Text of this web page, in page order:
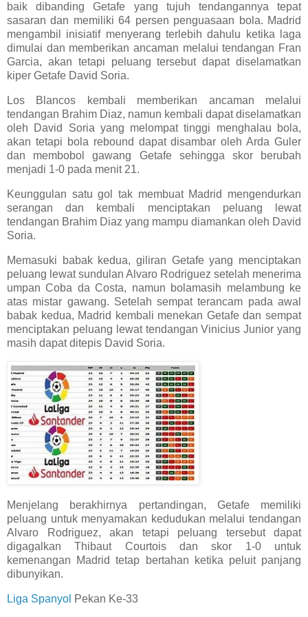
baik dibanding Getafe yang tujuh tendangannya tepat
sasaran dan memiliki 64 persen penguasaan bola. Madrid
mengambil inisiatif menyerang terlebih dahulu ketika laga
dimulai dan memberikan ancaman melalui tendangan Fran
Garcia, akan tetapi peluang tersebut dapat diselamatkan
kiper Getafe David Soria.
Los Blancos kembali memberikan ancaman melalui
tendangan Brahim Diaz, namun kembali dapat diselamatkan
oleh David Soria yang melompat tinggi menghalau bola,
akan tetapi bola rebound dapat disambar oleh Arda Guler
dan membobol gawang Getafe sehingga skor berubah
menjadi 1-0 pada menit 21.
Keunggulan satu gol tak membuat Madrid mengendurkan
serangan dan kembali menciptakan peluang lewat
tendangan Brahim Diaz yang mampu diamankan oleh David
Soria.
Memasuki babak kedua, giliran Getafe yang menciptakan
peluang lewat sundulan Alvaro Rodriguez setelah menerima
umpan Coba da Costa, namun bolamasih melambung ke
atas mistar gawang. Setelah sempat terancam pada awal
babak kedua, Madrid kembali menekan Getafe dan sempat
menciptakan peluang lewat tendangan Vinicius Junior yang
masih dapat ditepis David Soria.
Menjelang berakhirnya pertandingan, Getafe memiliki
peluang untuk menyamakan kedudukan melalui tendangan
Alvaro Rodriguez, akan tetapi peluang tersebut dapat
digagalkan Thibaut Courtois dan skor 1-0 untuk
kemenangan Madrid tetap bertahan ketika peluit panjang
dibunyikan.
Liga Spanyol Pekan Ke-33